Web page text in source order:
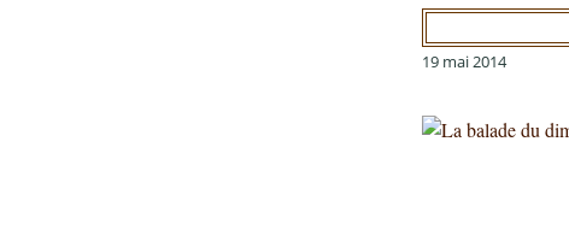
19 mai 2014